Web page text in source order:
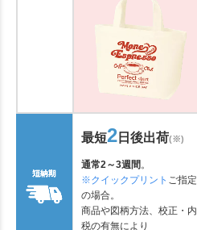
最短2 日後出荷(※)
通常2～3週間。
※クイックプリント ご指定
の場合。
商品や図柄方法、校正・内
税の有無により